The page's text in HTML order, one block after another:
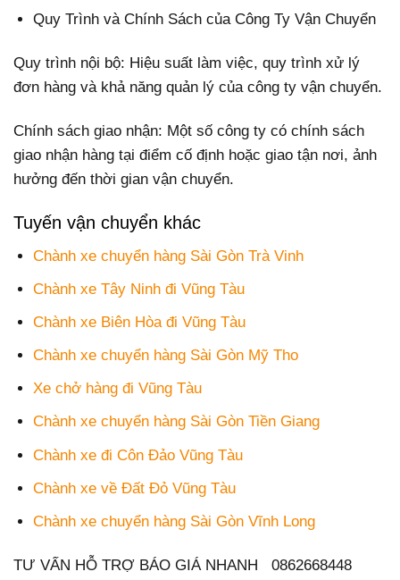
Quy Trình và Chính Sách của Công Ty Vận Chuyển
Quy trình nội bộ: Hiệu suất làm việc, quy trình xử lý
đơn hàng và khả năng quản lý của công ty vận chuyển.
Chính sách giao nhận: Một số công ty có chính sách
giao nhận hàng tại điểm cố định hoặc giao tận nơi, ảnh
hưởng đến thời gian vận chuyển.
Tuyến vận chuyển khác
Chành xe chuyển hàng Sài Gòn Trà Vinh
Chành xe Tây Ninh đi Vũng Tàu
Chành xe Biên Hòa đi Vũng Tàu
Chành xe chuyển hàng Sài Gòn Mỹ Tho
Xe chở hàng đi Vũng Tàu
Chành xe chuyển hàng Sài Gòn Tiền Giang
Chành xe đi Côn Đảo Vũng Tàu
Chành xe về Đất Đỏ Vũng Tàu
Chành xe chuyển hàng Sài Gòn Vĩnh Long
TƯ VẤN HỖ TRỢ BÁO GIÁ NHANH 0862668448